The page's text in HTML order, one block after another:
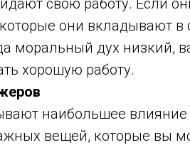
свою работу. Если
они вкладывают в
моральный дух низкий,
хорошую работу.
наибольшее влияние
вещей, которые вы